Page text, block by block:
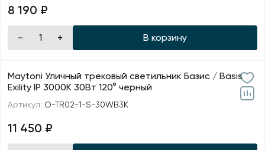
8 190 ₽
В корзину
Maytoni Уличный трековый светильник Базис / Basis
Exility IP 3000К 30Вт 120° черный
Артикул: O-TR02-1-S-30WB3K
11 450 ₽